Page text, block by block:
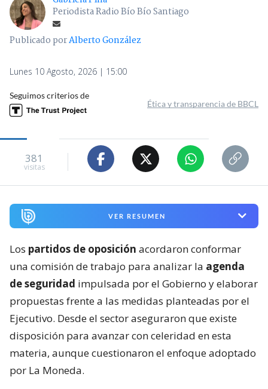
Periodista Radio Bío Bío Santiago
Publicado porAlberto González
Lunes 10 Agosto, 2026 | 15:00
Seguimos criterios de
Ética y transparencia de BBCL
381
visitas
VER RESUMEN
Los partidos de oposición acordaron conformar
una comisión de trabajo para analizar la agenda
de seguridad impulsada por el Gobierno y elaborar
propuestas frente a las medidas planteadas por el
Ejecutivo. Desde el sector aseguraron que existe
disposición para avanzar con celeridad en esta
materia, aunque cuestionaron el enfoque adoptado
por La Moneda.